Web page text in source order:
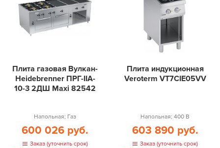
Плита газовая Вулкан-
Heidebrenner ПРГ-IIA-
10-3 2ДШ Maxi 82542
Напольная; Газ
600 026 руб.
Заказ (уточнить срок)
Плита индукционная
Veroterm VT7CIE05VV
Напольная; 400 В
603 890 руб.
Заказ (уточнить срок)